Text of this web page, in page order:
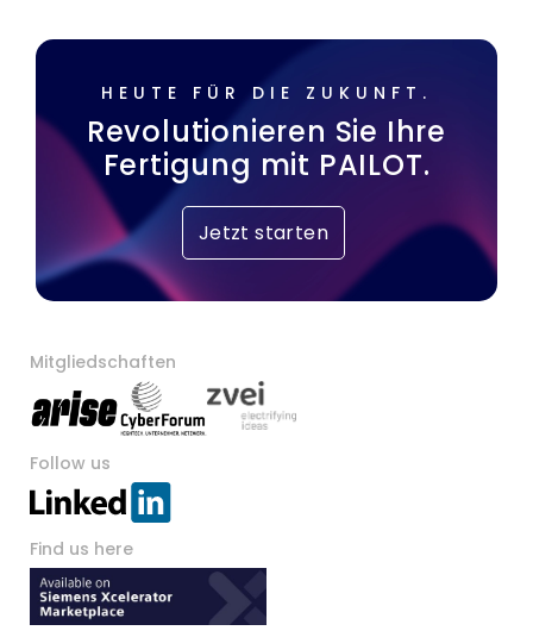
HEUTE FÜR DIE ZUKUNFT.
Revolutionieren Sie Ihre
Fertigung mit PAILOT.
Jetzt starten
Mitgliedschaften
Follow us
Find us here